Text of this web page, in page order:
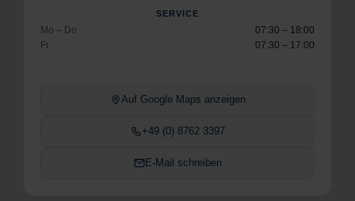
SERVICE
Mo – Do
07:30 – 18:00
Fr
07:30 – 17:00
Auf Google Maps anzeigen
+49 (0) 8762 3397
E-Mail schreiben